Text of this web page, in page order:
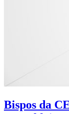
Bispos da